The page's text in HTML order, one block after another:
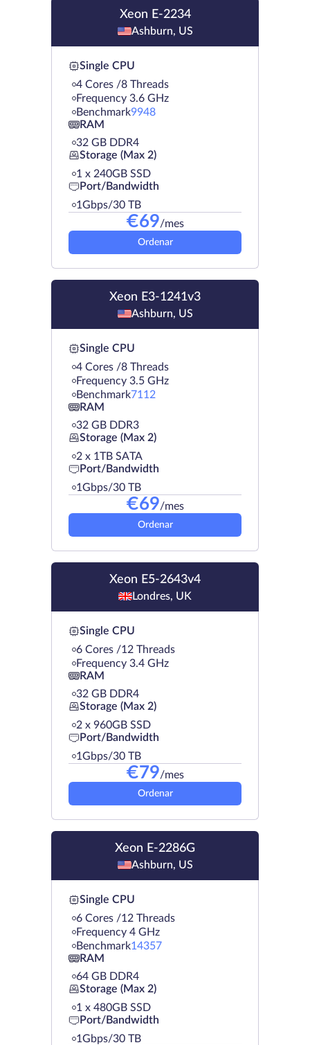
Xeon E-2234
Ashburn, US
Single CPU
4 Cores /8 Threads
Frequency 3.6 GHz
Benchmark9948
RAM
32 GB DDR4
Storage (Max 2)
1 х 240GB SSD
Port/Bandwidth
1Gbps/30 TB
€69/mes
Ordenar
Xeon E3-1241v3
Ashburn, US
Single CPU
4 Cores /8 Threads
Frequency 3.5 GHz
Benchmark7112
RAM
32 GB DDR3
Storage (Max 2)
2 х 1TB SATA
Port/Bandwidth
1Gbps/30 TB
€69/mes
Ordenar
Xeon E5-2643v4
Londres, UK
Single CPU
6 Cores /12 Threads
Frequency 3.4 GHz
RAM
32 GB DDR4
Storage (Max 2)
2 х 960GB SSD
Port/Bandwidth
1Gbps/30 TB
€79/mes
Ordenar
Xeon E-2286G
Ashburn, US
Single CPU
6 Cores /12 Threads
Frequency 4 GHz
Benchmark14357
RAM
64 GB DDR4
Storage (Max 2)
1 х 480GB SSD
Port/Bandwidth
1Gbps/30 TB